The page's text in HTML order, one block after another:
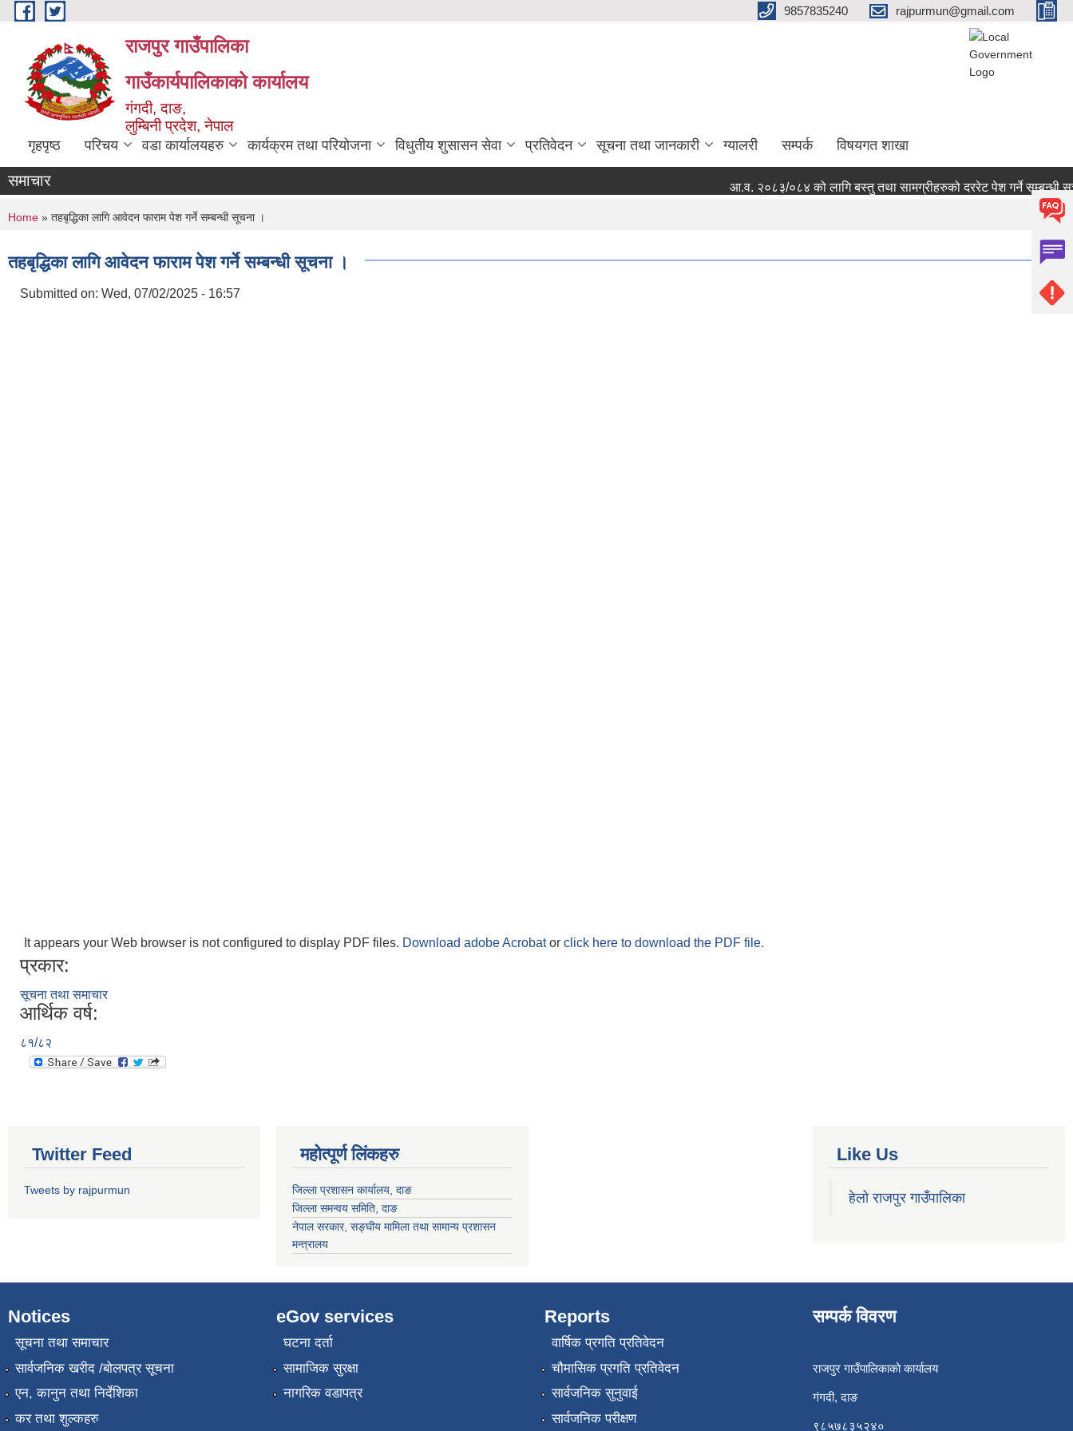
Skip to main content 9857835240 rajpurmun@gmail.com
राजपुर गाउँपालिका
गाउँकार्यपालिकाको कार्यालय
गंगदी, दाङ,
लुम्बिनी प्रदेश, नेपाल
गृहपृष्ठ परिचय वडा कार्यालयहरु कार्यक्रम तथा परियोजना विधुतीय शुसासन सेवा प्रतिवेदन सूचना तथा जानकारी ग्यालरी सम्पर्क विषयगत शाखा
समाचार आ.व. २०८३/०८४ को लागि बस्तु तथा सामग्रीहरुको दररेट पेश गर्ने सम्बन्धी
You are here
Home » तहबृद्धिका लागि आवेदन फाराम पेश गर्ने सम्बन्धी सूचना ।
तहबृद्धिका लागि आवेदन फाराम पेश गर्ने सम्बन्धी सूचना ।
Submitted on: Wed, 07/02/2025 - 16:57
It appears your Web browser is not configured to display PDF files. Download adobe Acrobator click here to download the PDF file.
प्रकार:
सूचना तथा समाचार
आर्थिक वर्ष:
८१/८२
Twitter Feed
Tweets by rajpurmun
महोत्पूर्ण लिंकहरु
जिल्ला प्रशासन कार्यालय, दाङ
जिल्ला समन्वय समिति, दाङ
नेपाल सरकार, सङ्घीय मामिला तथा सामान्य प्रशासन
मन्त्रालय
Like Us
हेलो राजपुर गाउँपालिका
Notices
सूचना तथा समाचार
सार्वजनिक खरीद /बोलपत्र सूचना
एन, कानुन तथा निर्देशिका
कर तथा शुल्कहरु
eGov services
घटना दर्ता
सामाजिक सुरक्षा
नागरिक वडापत्र
Reports
वार्षिक प्रगति प्रतिवेदन
चौमासिक प्रगति प्रतिवेदन
सार्वजनिक सुनुवाई
सार्वजनिक परीक्षण
सम्पर्क विवरण
राजपुर गाउँपालिकाको कार्यालय
गंगदी, दाङ
९८५७८३५२४०